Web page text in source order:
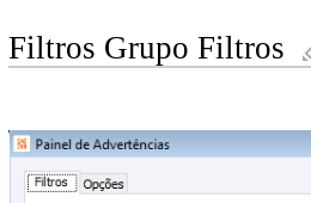
Filtros Grupo Filtros